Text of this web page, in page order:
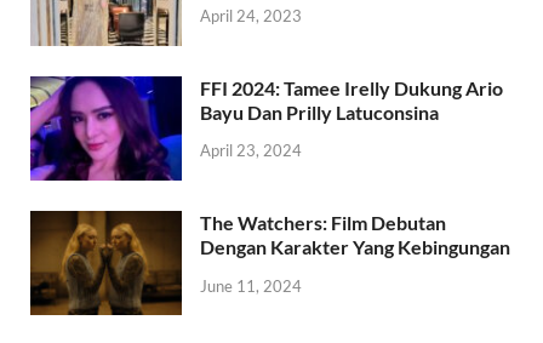
April 24, 2023
FFI 2024: Tamee Irelly Dukung Ario
Bayu Dan Prilly Latuconsina
April 23, 2024
The Watchers: Film Debutan
Dengan Karakter Yang Kebingungan
June 11, 2024